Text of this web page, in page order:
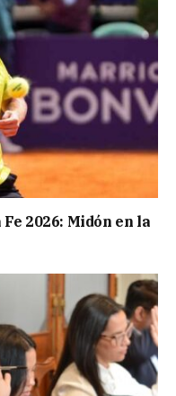
2026: Midón en la